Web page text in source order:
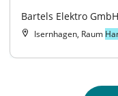
Bartels Elektro GmbH
Isernhagen, Raum